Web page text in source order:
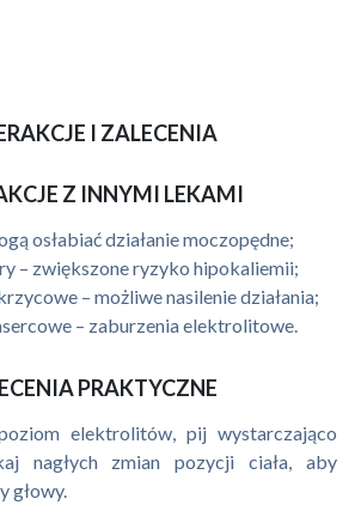
I ZALECENIA
Z INNYMI LEKAMI
osłabiać działanie moczopędne;
– zwiększone ryzyko hipokaliemii;
– możliwe nasilenie działania;
– zaburzenia elektrolitowe.
PRAKTYCZNE
elektrolitów, pij wystarczająco
nagłych zmian pozycji ciała, aby
głowy.